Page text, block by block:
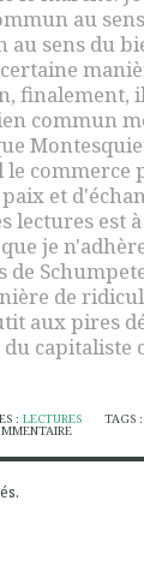
au
sens du
commun
commerce
et
lectures est
je
de
aux pires
capitaliste
: LECTURES TAGS :